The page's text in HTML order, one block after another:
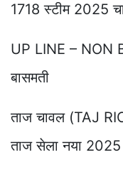
1718 स्टीम 2025
UP LINE – NON
बासमती
ताज चावल (TAJ
ताज सेला नया